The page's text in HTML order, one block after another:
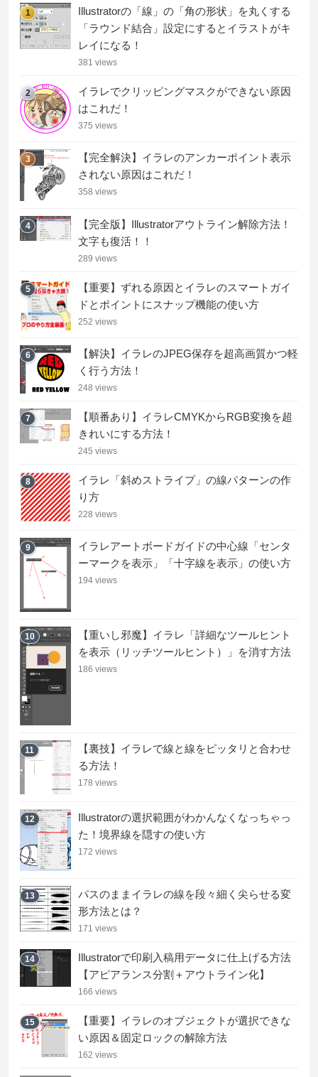
1
Illustratorの「線」の「角の形状」を丸くする
「ラウンド結合」設定にするとイラストがキ
レイになる！
381 views
2
イラレでクリッピングマスクができない原因
はこれだ！
375 views
3
【完全解決】イラレのアンカーポイント表示
されない原因はこれだ！
358 views
4
【完全版】Illustratorアウトライン解除方法！
文字も復活！！
289 views
5
【重要】ずれる原因とイラレのスマートガイ
ドとポイントにスナップ機能の使い方
252 views
6
【解決】イラレのJPEG保存を超高画質かつ軽
く行う方法！
248 views
7
【順番あり】イラレCMYKからRGB変換を超
きれいにする方法！
245 views
8
イラレ「斜めストライプ」の線パターンの作
り方
228 views
9
イラレアートボードガイドの中心線「センタ
ーマークを表示」「十字線を表示」の使い方
194 views
10
【重いし邪魔】イラレ「詳細なツールヒント
を表示（リッチツールヒント）」を消す方法
186 views
11
【裏技】イラレで線と線をピッタリと合わせ
る方法！
178 views
12
Illustratorの選択範囲がわかんなくなっちゃっ
た！境界線を隠すの使い方
172 views
13
パスのままイラレの線を段々細く尖らせる変
形方法とは？
171 views
14
Illustratorで印刷入稿用データに仕上げる方法
【アピアランス分割＋アウトライン化】
166 views
15
【重要】イラレのオブジェクトが選択できな
い原因＆固定ロックの解除方法
162 views